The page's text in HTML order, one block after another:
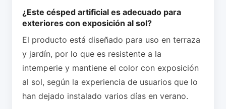
¿Este césped artificial es adecuado para
exteriores con exposición al sol?
El producto está diseñado para uso en terraza
y jardín, por lo que es resistente a la
intemperie y mantiene el color con exposición
al sol, según la experiencia de usuarios que lo
han dejado instalado varios días en verano.